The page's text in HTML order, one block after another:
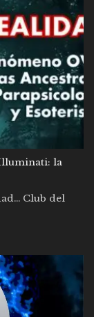
Illuminati: la
Club del